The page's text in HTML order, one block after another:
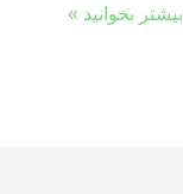
بیشتر بخوانید »